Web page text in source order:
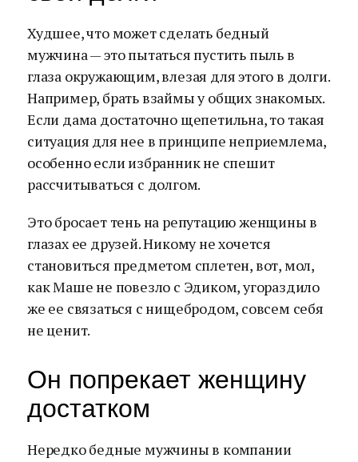
Худшее, что может сделать бедный
мужчина — это пытаться пустить пыль в
глаза окружающим, влезая для этого в долги.
Например, брать взаймы у общих знакомых.
Если дама достаточно щепетильна, то такая
ситуация для нее в принципе неприемлема,
особенно если избранник не спешит
рассчитываться с долгом.
Это бросает тень на репутацию женщины в
глазах ее друзей. Никому не хочется
становиться предметом сплетен, вот, мол,
как Маше не повезло с Эдиком, угораздило
же ее связаться с нищебродом, совсем себя
не ценит.
Он попрекает женщину
достатком
Нередко бедные мужчины в компании